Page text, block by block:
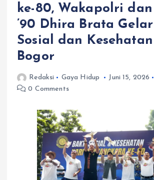
ke-80, Wakapolri
’90 Dhira Brata
Sosial dan
Bogor
Redaksi Gaya Hidup
Juni 15, 2026
0 Comments